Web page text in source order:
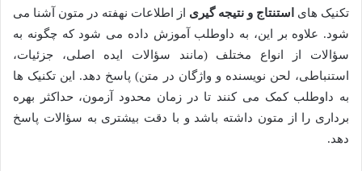
تکنیک های
استنتاج و نتیجه گیری از اطلاعات نهفته در متون آشنا می
شود. علاوه بر این، به داوطلب آموزش داده می شود که چگونه به
سؤالات از انواع مختلف (مانند سؤالات ایده اصلی، جزئیات،
استنباطی، لحن نویسنده و واژگان در متن) پاسخ دهد. این تکنیک ها
به داوطلب کمک می کنند تا در زمان محدود آزمون، حداکثر بهره
برداری را از متون داشته باشد و با دقت بیشتری به سؤالات پاسخ
دهد.